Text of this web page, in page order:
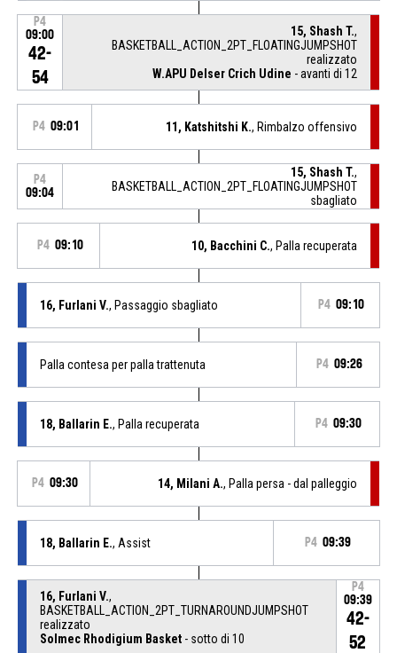
P4
09:00
42-
54
15, Shash T.,
BASKETBALL_ACTION_2PT_FLOATINGJUMPSHOT
realizzato
W.APU Delser Crich Udine - avanti di 12
P4 09:01 11, Katshitshi K., Rimbalzo offensivo
P4
09:04
15, Shash T.,
BASKETBALL_ACTION_2PT_FLOATINGJUMPSHOT
sbagliato
P4 09:10 10, Bacchini C., Palla recuperata
16, Furlani V., Passaggio sbagliato P4 09:10
Palla contesa per palla trattenuta P4 09:26
18, Ballarin E., Palla recuperata P4 09:30
P4 09:30 14, Milani A., Palla persa - dal palleggio
18, Ballarin E., Assist P4 09:39
16, Furlani V.,
BASKETBALL_ACTION_2PT_TURNAROUNDJUMPSHOT
realizzato
Solmec Rhodigium Basket- sotto di 10
P4
09:39
42-
52